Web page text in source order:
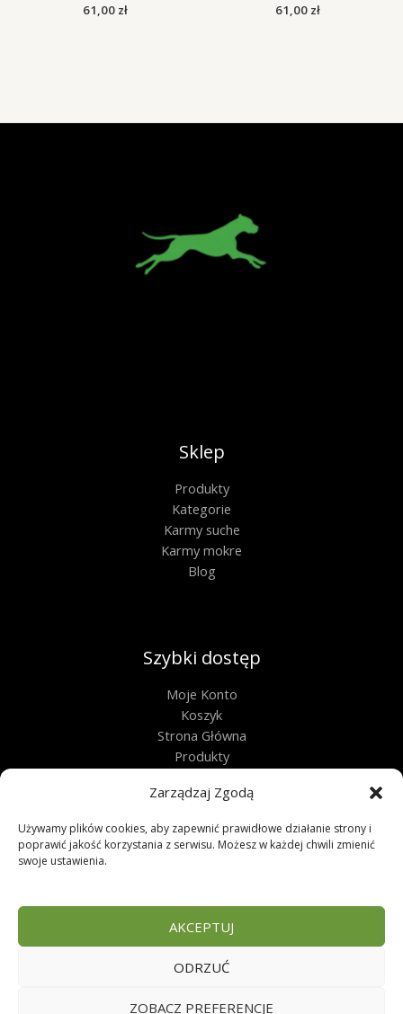
Zarządzaj Zgodą
Używamy plików cookies, aby zapewnić prawidłowe działanie strony i
poprawić jakość korzystania z serwisu. Możesz w każdej chwili zmienić
swoje ustawienia.
AKCEPTUJ
ODRZUĆ
ZOBACZ PREFERENCJE
61,00 zł 61,00 zł
Sklep
Produkty
Kategorie
Karmy suche
Karmy mokre
Blog
Szybki dostęp
Moje Konto
Koszyk
Strona Główna
Produkty
Regulamin
Zwroty
FAQ